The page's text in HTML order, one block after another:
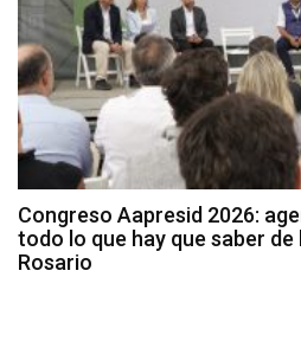
Congreso Aapresid 2026:
todo lo que hay que saber
Rosario